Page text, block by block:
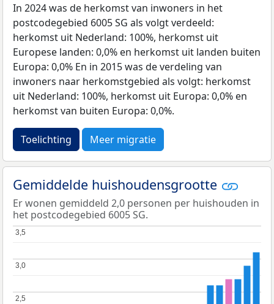
In 2024 was de herkomst van inwoners in het
postcodegebied 6005 SG als volgt verdeeld:
herkomst uit Nederland: 100%, herkomst uit
Europese landen: 0,0% en herkomst uit landen buiten
Europa: 0,0% En in 2015 was de verdeling van
inwoners naar herkomstgebied als volgt: herkomst
uit Nederland: 100%, herkomst uit Europa: 0,0% en
herkomst van buiten Europa: 0,0%.
Toelichting Meer migratie
Gemiddelde huishoudensgrootte
Er wonen gemiddeld 2,0 personen per huishouden in
het postcodegebied 6005 SG.
2,5
2,5
3,0
3,0
3,5
3,5